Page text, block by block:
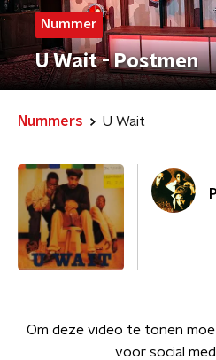
Nummer
U Wait - Postmen
Nummers U Wait
Om deze video te tonen
voor social